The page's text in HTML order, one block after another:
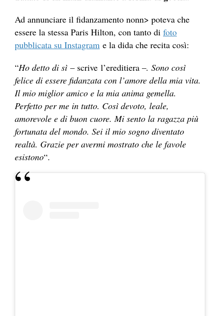
Ad annunciare il fidanzamento nonn> poteva che
essere la stessa Paris Hilton, con tanto di foto
pubblicata su Instagram e la dida che recita così:
“Ho detto di sì – scrive l’ereditiera –. Sono così
felice di essere fidanzata con l’amore della mia vita.
Il mio miglior amico e la mia anima gemella.
Perfetto per me in tutto. Così devoto, leale,
amorevole e di buon cuore. Mi sento la ragazza più
fortunata del mondo. Sei il mio sogno diventato
realtà. Grazie per avermi mostrato che le favole
esistono“.